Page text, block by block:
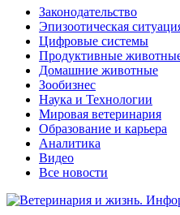
Законодательство
Эпизоотическая
Цифровые системы
Продуктивные
Домашние животные
Зообизнес
Наука и Технологии
Мировая ветеринария
Образование и карьера
Аналитика
Видео
Все новости